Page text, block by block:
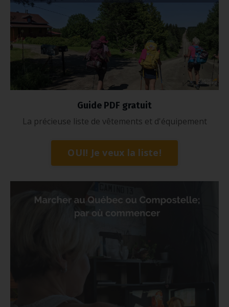
Guide PDF gratuit
La précieuse liste de vêtements et d'équipement
OUI! Je veux la liste!